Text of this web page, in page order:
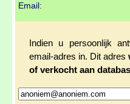
Email:
Indien u persoonlijk
email-adres in. Dit adres
of verkocht aan